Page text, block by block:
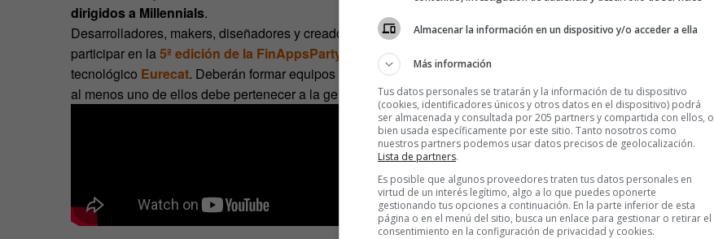
dirigidos a Millennials.
Desarrolladores, makers, diseñadores y creadores de aplicaciones móviles de cualquier país están llamados a
participar en la 5ª edición de la FinAppsParty
que organiza la entidad financiera con el apoyo del centro
tecnológico Eurecat. Deberán formar equipos de entre dos y cuatro personas dispuestas a asumir el reto. Eso sí,
al menos uno de ellos debe pertenecer a la generación Millennial.
Almacenar la información en un dispositivo y/o acceder a ella
Más información
Tus datos personales se tratarán y la información de tu dispositivo
(cookies, identificadores únicos y otros datos en el dispositivo) podrá
ser almacenada y consultada por 205 partners y compartida con ellos, o
bien usada específicamente por este sitio. Tanto nosotros como
nuestros partners podemos usar datos precisos de geolocalización.
Lista de partners.
Es posible que algunos proveedores traten tus datos personales en
virtud de un interés legítimo, algo a lo que puedes oponerte
gestionando tus opciones a continuación. En la parte inferior de esta
página o en el menú del sitio, busca un enlace para gestionar o retirar el
consentimiento en la configuración de privacidad y cookies.